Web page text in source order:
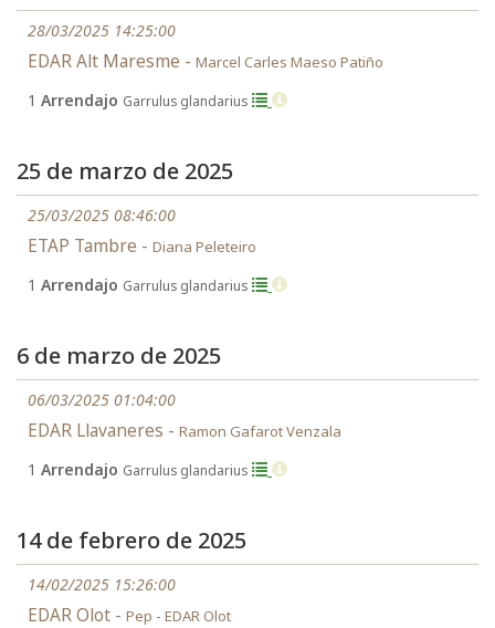
28/03/2025 14:25:00
EDAR Alt Maresme - Marcel Carles Maeso Patiño
1 Arrendajo Garrulus glandarius
25 de marzo de 2025
25/03/2025 08:46:00
ETAP Tambre - Diana Peleteiro
1 Arrendajo Garrulus glandarius
6 de marzo de 2025
06/03/2025 01:04:00
EDAR Llavaneres - Ramon Gafarot Venzala
1 Arrendajo Garrulus glandarius
14 de febrero de 2025
14/02/2025 15:26:00
EDAR Olot - Pep - EDAR Olot